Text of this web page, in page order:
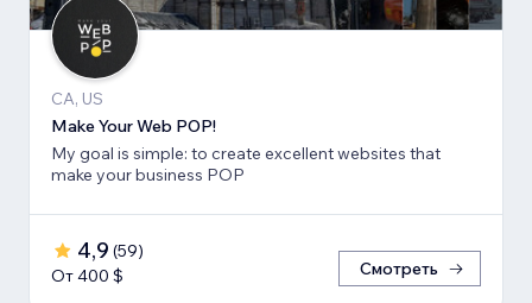
CA, US
Make Your Web POP!
My goal is simple: to create excellent websites that
make your business POP
4,9 (59)
От 400 $
Смотреть